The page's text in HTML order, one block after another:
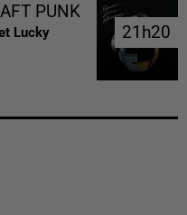
PUNK
Lucky 21h20
21h20